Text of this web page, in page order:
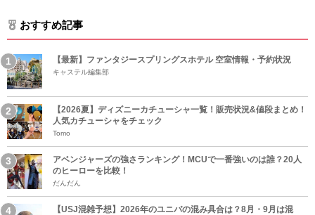
おすすめ記事
【最新】ファンタジースプリングスホテル 空室情報・予約状況
キャステル編集部
【2026夏】ディズニーカチューシャ一覧！販売状況&値段まとめ！
人気カチューシャをチェック
Tomo
アベンジャーズの強さランキング！MCUで一番強いのは誰？20人
のヒーローを比較！
だんだん
【USJ混雑予想】2026年のユニバの混み具合は？8月・9月は混